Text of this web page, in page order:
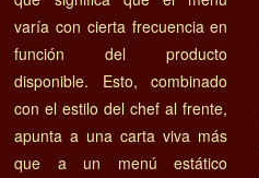
varía con cierta frecuencia en
función del producto
disponible. Esto, combinado
con el estilo del chef al frente,
apunta a una carta viva más
que a un menú estático